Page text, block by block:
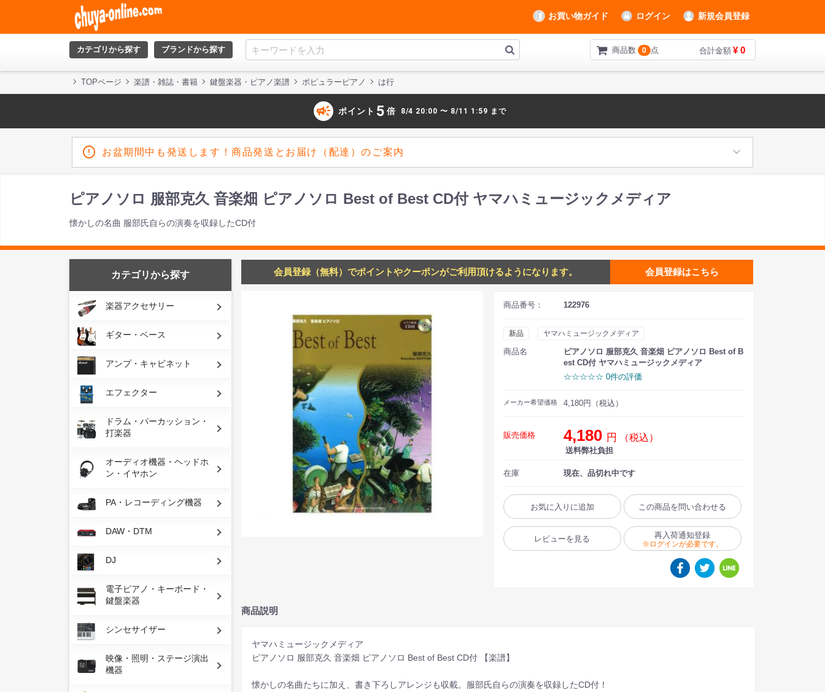
お買い物ガイド ログイン 新規会員登録
カテゴリから探す ブランドから探す 商品数 0 点 合計金額 ¥ 0
TOPページ 楽譜・雑誌・書籍 鍵盤楽器・ピアノ楽譜 ポピュラーピアノ は行
campaign ポイント 5 倍 8/4 20:00 〜 8/11 1:59 まで
お盆期間中も発送します！商品発送とお届け（配達）のご案内
ピアノソロ 服部克久 音楽畑 ピアノソロ Best of Best CD付 ヤマハミュージックメディア
懐かしの名曲 服部氏自らの演奏を収録したCD付
カテゴリから探す
楽器アクセサリー
ギター・ベース
アンプ・キャビネット
エフェクター
ドラム・パーカッション・
打楽器
オーディオ機器・ヘッドホ
ン・イヤホン
PA・レコーディング機器
DAW・DTM
DJ
電子ピアノ・キーボード・
鍵盤楽器
シンセサイザー
映像・照明・ステージ演出
機器
会員登録（無料）でポイントやクーポンがご利用頂けるようになります。 会員登録はこちら
商品番号： 122976
新品 ヤマハミュージックメディア
商品名
ピアノソロ 服部克久 音楽畑 ピアノソロ Best of B
est CD付 ヤマハミュージックメディア
☆☆☆☆☆ 0件の評価
メーカー希望価格 4,180円（税込）
販売価格 4,180 円 （税込）
送料弊社負担
在庫 現在、品切れ中です
お気に入りに追加 この商品を問い合わせる
レビューを見る 再入荷通知登録
※ログインが必要です。
商品説明
ヤマハミュージックメディア
ピアノソロ 服部克久 音楽畑 ピアノソロ Best of Best CD付 【楽譜】
懐かしの名曲たちに加え、書き下ろしアレンジも収載。服部氏自らの演奏を収録したCD付！